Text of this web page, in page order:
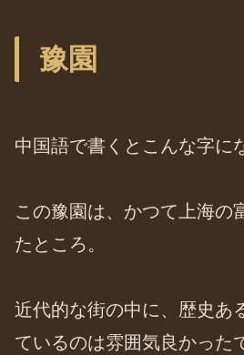
豫園
中国語で書くとこんな字に
この豫園は、かつて上海の
たところ。
近代的な街の中に、歴史あ
ているのは雰囲気良かった